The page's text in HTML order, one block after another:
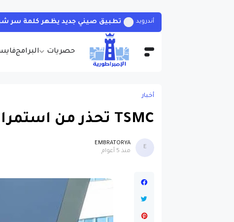
حصريات البرامج
الألعاب تحميل وتثبيت لعبة Pes 2016 برابط واحد مباشر مع التعليق العربي
أخبار
TSMC تحذر من استمرار نقص الرقاقات حتى 2022
E
EMBRATORYA
منذ 5 أعوام